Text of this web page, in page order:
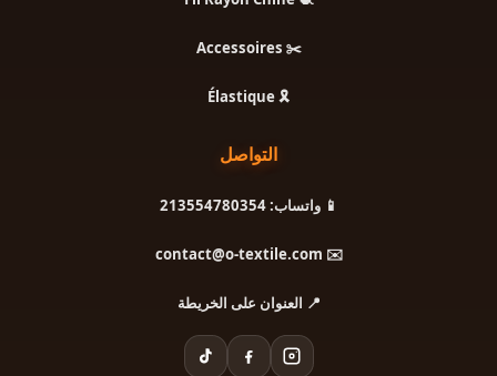
✂️ Accessoires
🎗️ Élastique
التواصل
📱 واتساب: 213554780354
✉️ contact@o-textile.com
📍 العنوان على الخريطة